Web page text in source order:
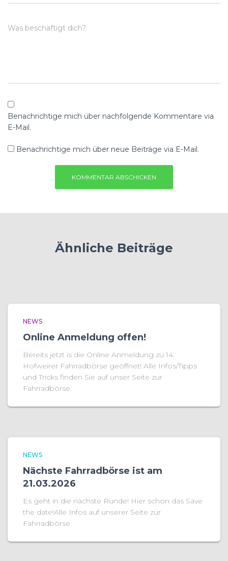
Was beschäftigt dich?
Benachrichtige mich über nachfolgende Kommentare via
E-Mail.
Benachrichtige mich über neue Beiträge via E-Mail.
Ähnliche Beiträge
NEWS
Online Anmeldung offen!
Bereits jetzt is die Online Anmeldung zu 14.
Hofweirer Fahrradbörse geöffnet! Alle Infos/Tipps
und Tricks finden Sie auf unser Seite zur
Fahrradbörse.
NEWS
Nächste Fahrradbörse ist am
21.03.2026
Es geht in die nächste Runde! Hier schon das Save
the date!Alle Infos auf unserer Seite zur
Fahrradbörse